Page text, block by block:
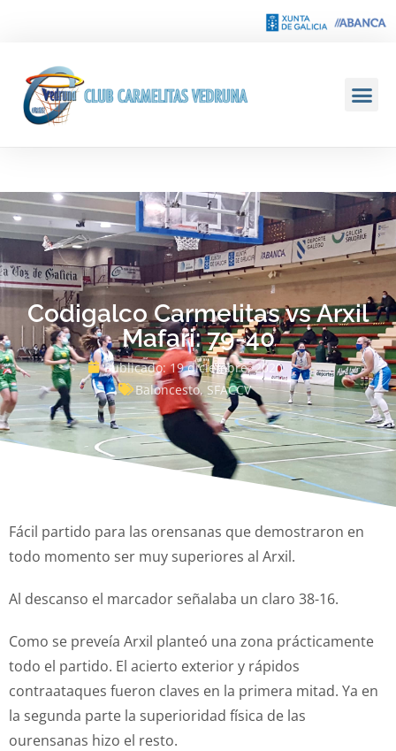
Codigalco Carmelitas vs Arxil
Mafari: 79-40
Publicado: 19 diciembre, 2020
Baloncesto, SFACCV
Fácil partido para las orensanas que demostraron en
todo momento ser muy superiores al Arxil.
Al descanso el marcador señalaba un claro 38-16.
Como se preveía Arxil planteó una zona prácticamente
todo el partido. El acierto exterior y rápidos
contraataques fueron claves en la primera mitad. Ya en
la segunda parte la superioridad física de las
ourensanas hizo el resto.